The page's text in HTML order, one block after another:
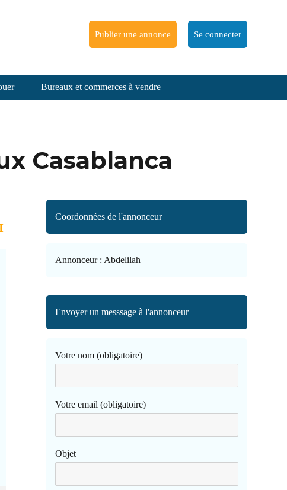
Publier une annonce Se connecter
Bureaux et commerces à vendre
Casablanca
Coordonnées de l'annonceur
Annonceur : Abdelilah
Envoyer un messsage à l'annonceur
Votre nom (obligatoire)
Votre email (obligatoire)
Objet